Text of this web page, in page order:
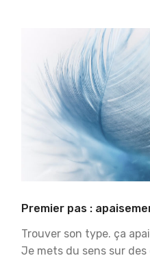
Premier pas :
Trouver son type. ça
Je mets du sens sur